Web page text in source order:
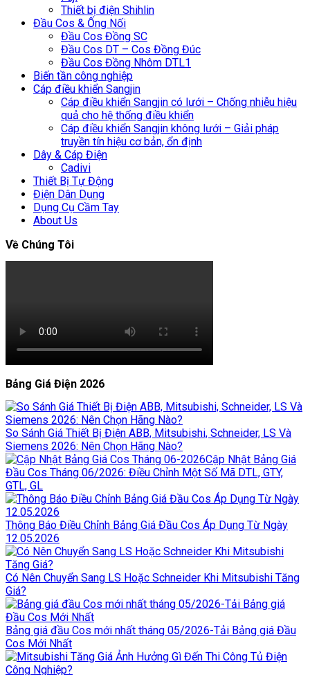
Thiết bị điện Shihlin
Đầu Cos & Ống Nối
Đầu Cos Đồng SC
Đầu Cos DT – Cos Đồng Đúc
Đầu Cos Đồng Nhôm DTL1
Biến tần công nghiệp
Cáp điều khiển Sangjin
Cáp điều khiển Sangjin có lưới – Chống nhiễu hiệu
quả cho hệ thống điều khiển
Cáp điều khiển Sangjin không lưới – Giải pháp
truyền tín hiệu cơ bản, ổn định
Dây & Cáp Điện
Cadivi
Thiết Bị Tự Động
Điện Dân Dụng
Dụng Cụ Cầm Tay
About Us
Về Chúng Tôi
Bảng Giá Điện 2026
So Sánh Giá Thiết Bị Điện ABB, Mitsubishi, Schneider, LS Và
Siemens 2026: Nên Chọn Hãng Nào?
Cập Nhật Bảng Giá
Đầu Cos Tháng 06/2026: Điều Chỉnh Một Số Mã DTL, GTY,
GTL, GL
Thông Báo Điều Chỉnh Bảng Giá Đầu Cos Áp Dụng Từ Ngày
12.05.2026
Có Nên Chuyển Sang LS Hoặc Schneider Khi Mitsubishi Tăng
Giá?
Bảng giá đầu Cos mới nhất tháng 05/2026-Tải Bảng giá Đầu
Cos Mới Nhất